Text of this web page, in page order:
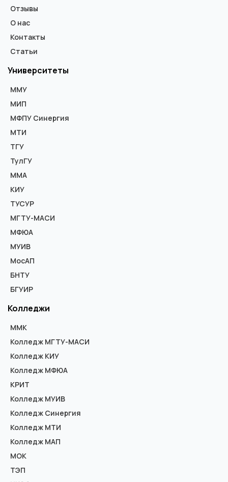
Отзывы
О нас
Контакты
Статьи
Университеты
ММУ
МИП
МФПУ Синергия
МТИ
ТГУ
ТулГУ
ММА
КИУ
ТУСУР
МГТУ-МАСИ
МФЮА
МУИВ
МосАП
БНТУ
БГУИР
Колледжи
ММК
Колледж МГТУ-МАСИ
Колледж КИУ
Колледж МФЮА
КРИТ
Колледж МУИВ
Колледж Синергия
Колледж МТИ
Колледж МАП
МОК
ТЭП